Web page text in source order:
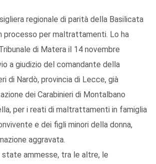
regionale di parità della Basilicata
processo per maltrattamenti. Lo ha
di Matera il 14 novembre
a giudizio del comandante della
di Nardò, provincia di Lecce, già
dei Carabinieri di Montalbano
per i reati di maltrattamenti in famiglia
e dei figli minori della donna,
aggravata.
state ammesse, tra le altre, le